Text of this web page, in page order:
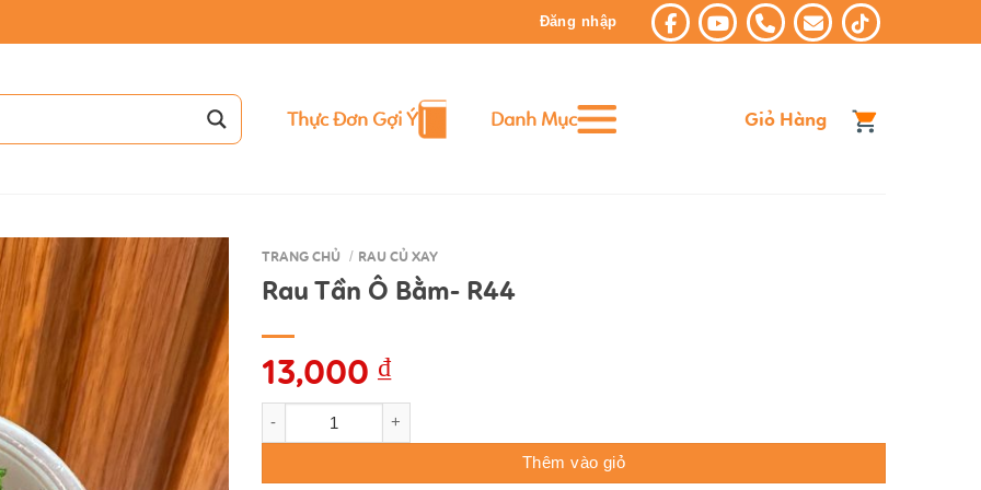
Đăng nhập
Thực Đơn Gợi Ý Danh Mục Giỏ Hàng
TRANG CHỦ / RAU CỦ XAY
Rau Tần Ô Bằm- R44
13,000 ₫
Thêm vào giỏ